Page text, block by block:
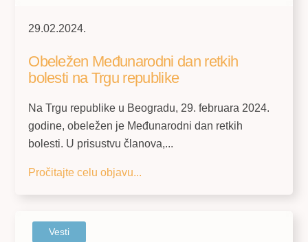
29.02.2024.
Obeležen Međunarodni dan retkih
bolesti na Trgu republike
Na Trgu republike u Beogradu, 29. februara 2024.
godine, obeležen je Međunarodni dan retkih
bolesti. U prisustvu članova,...
Pročitajte celu objavu...
Vesti